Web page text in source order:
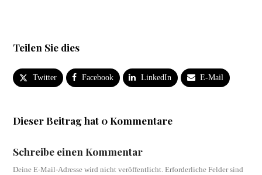
Teilen Sie dies
Twitter Facebook LinkedIn E-Mail
Dieser Beitrag hat 0 Kommentare
Schreibe einen Kommentar
Deine E-Mail-Adresse wird nicht veröffentlicht. Erforderliche Felder sind